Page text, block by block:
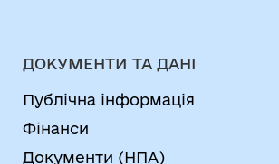
ДОКУМЕНТИ ТА ДАНІ
Публічна інформація
Фінанси
Документи (НПА)